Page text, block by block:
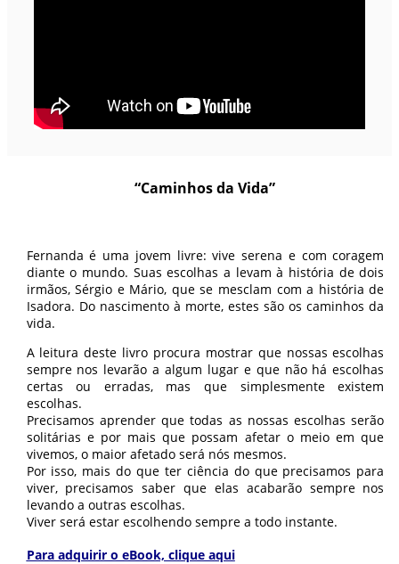
“Caminhos da Vida”
Fernanda é uma jovem livre: vive serena e com coragem
diante o mundo. Suas escolhas a levam à história de dois
irmãos, Sérgio e Mário, que se mesclam com a história de
Isadora. Do nascimento à morte, estes são os caminhos da
vida.
A leitura deste livro procura mostrar que nossas escolhas
sempre nos levarão a algum lugar e que não há escolhas
certas ou erradas, mas que simplesmente existem
escolhas.
Precisamos aprender que todas as nossas escolhas serão
solitárias e por mais que possam afetar o meio em que
vivemos, o maior afetado será nós mesmos.
Por isso, mais do que ter ciência do que precisamos para
viver, precisamos saber que elas acabarão sempre nos
levando a outras escolhas.
Viver será estar escolhendo sempre a todo instante.
Para adquirir o eBook, clique aqui